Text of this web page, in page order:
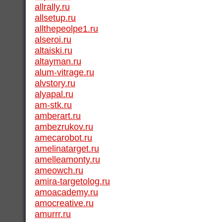
allrally.ru
allsetup.ru
allthepeolpe1.ru
alseroi.ru
altaiski.ru
altayman.ru
alum-vitrage.ru
alvstory.ru
alyapal.ru
am-stk.ru
amberart.ru
ambezrukov.ru
amecarobot.ru
amelinatarget.ru
amelleamonty.ru
ameowch.ru
amira-targetolog.ru
amoacademy.ru
amocreative.ru
amurrr.ru